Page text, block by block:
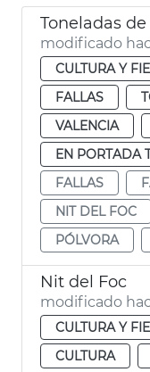
Toneladas
modificado
CULTURA Y
FALLAS
VALENCIA
EN PORTADA
FALLAS
NIT DEL FOC
PÓLVORA
Nit del Foc
modificado
CULTURA Y
CULTURA